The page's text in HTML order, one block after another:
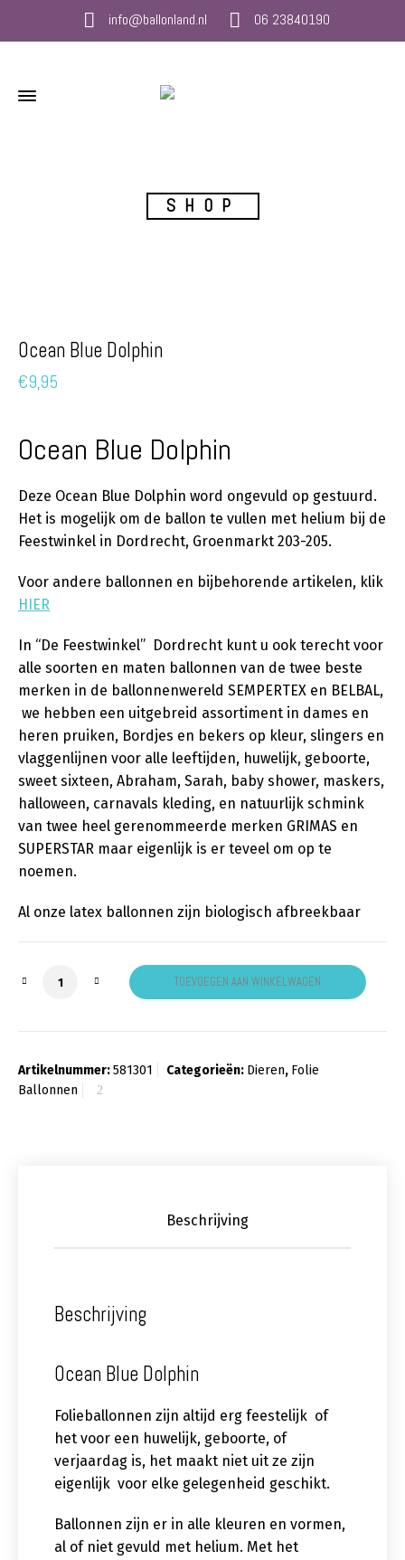
info@ballonland.nl 06 23840190
SHOP
Ocean Blue Dolphin
€9,95
Ocean Blue Dolphin
Deze Ocean Blue Dolphin word ongevuld op gestuurd.
Het is mogelijk om de ballon te vullen met helium bij de
Feestwinkel in Dordrecht, Groenmarkt 203-205.
Voor andere ballonnen en bijbehorende artikelen, klik
HIER
In “De Feestwinkel” Dordrecht kunt u ook terecht voor
alle soorten en maten ballonnen van de twee beste
merken in de ballonnenwereld SEMPERTEX en BELBAL,
we hebben een uitgebreid assortiment in dames en
heren pruiken, Bordjes en bekers op kleur, slingers en
vlaggenlijnen voor alle leeftijden, huwelijk, geboorte,
sweet sixteen, Abraham, Sarah, baby shower, maskers,
halloween, carnavals kleding, en natuurlijk schmink
van twee heel gerenommeerde merken GRIMAS en
SUPERSTAR maar eigenlijk is er teveel om op te
noemen.
Al onze latex ballonnen zijn biologisch afbreekbaar
Ocean Blue Dolphin aantalTOEVOEGEN AAN WINKELWAGEN
Artikelnummer:581301 Categorieën: Dieren, Folie
Ballonnen
Beschrijving
Beschrijving
Ocean Blue Dolphin
Folieballonnen zijn altijd erg feestelijk of
het voor een huwelijk, geboorte, of
verjaardag is, het maakt niet uit ze zijn
eigenlijk voor elke gelegenheid geschikt.
Ballonnen zijn er in alle kleuren en vormen,
al of niet gevuld met helium. Met het